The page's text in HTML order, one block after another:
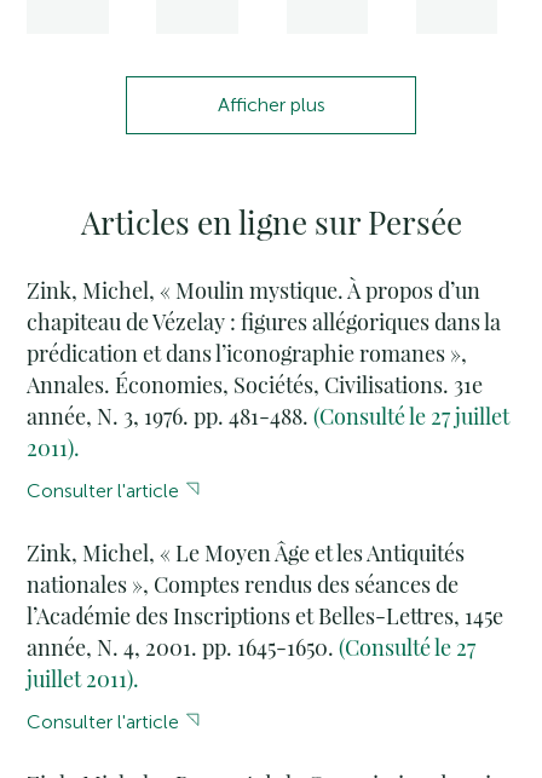
Afficher plus
Articles en ligne sur Persée
Zink, Michel, « Moulin mystique. À propos d’un
chapiteau de Vézelay : figures allégoriques dans la
prédication et dans l’iconographie romanes »,
Annales. Économies, Sociétés, Civilisations. 31e
année, N. 3, 1976. pp. 481-488.(Consulté le 27 juillet
2011).
Consulter l'article
Zink, Michel, « Le Moyen Âge et les Antiquités
nationales », Comptes rendus des séances de
l’Académie des Inscriptions et Belles-Lettres, 145e
année, N. 4, 2001. pp. 1645-1650.(Consulté le 27
juillet 2011).
Consulter l'article